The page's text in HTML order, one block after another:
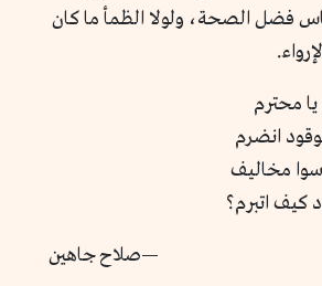
فضل الصحة، ولولا الظمأ ما كان
يا محترم
انضرم
سوا مخاليف
كيف اتبرم؟
—صلاح جاهين